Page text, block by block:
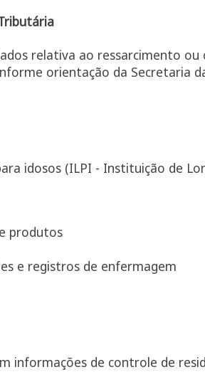
relativa ao ressarcimento
orientação da Secretaria
idosos (ILPI - Instituição de
produtos
e registros de enfermagem
informações de controle de